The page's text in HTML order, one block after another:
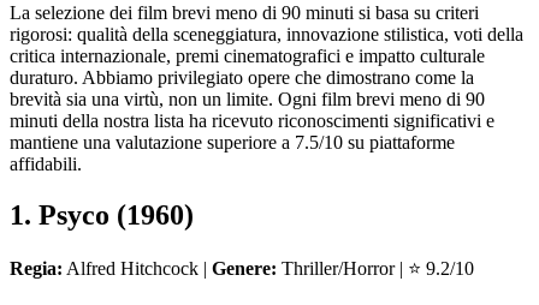
La selezione dei film brevi meno di 90 minuti si basa su criteri
rigorosi: qualità della sceneggiatura, innovazione stilistica, voti della
critica internazionale, premi cinematografici e impatto culturale
duraturo. Abbiamo privilegiato opere che dimostrano come la
brevità sia una virtù, non un limite. Ogni film brevi meno di 90
minuti della nostra lista ha ricevuto riconoscimenti significativi e
mantiene una valutazione superiore a 7.5/10 su piattaforme
affidabili.
1. Psyco (1960)
Regia: Alfred Hitchcock | Genere: Thriller/Horror | ⭐ 9.2/10